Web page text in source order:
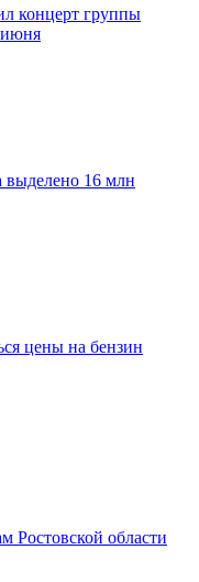
концерт группы
июня
выделено 16 млн
цены на бензин
Ростовской области